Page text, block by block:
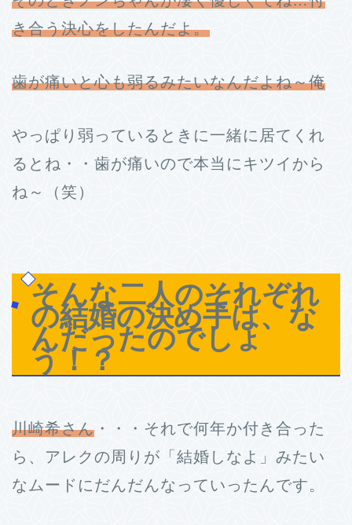
き合う決心をしたんだよ。
歯が痛いと心も弱るみたいなんだよね～俺
やっぱり弱っているときに一緒に居てくれ
るとね・・歯が痛いので本当にキツイから
ね～（笑）
そんな二人のそれぞれ
の結婚の決め手は、な
んだったのでしょ
う！？
川崎希さん ・・・それで何年か付き合った
ら、アレクの周りが「結婚しなよ」みたい
なムードにだんだんなっていったんです。